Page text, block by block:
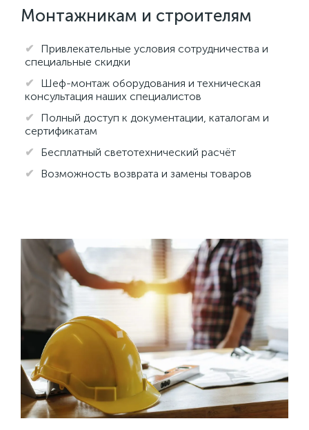
Монтажникам и строителям
Привлекательные условия сотрудничества и
специальные скидки
Шеф-монтаж оборудования и техническая
консультация наших специалистов
Полный доступ к документации, каталогам и
сертификатам
Бесплатный светотехнический расчёт
Возможность возврата и замены товаров